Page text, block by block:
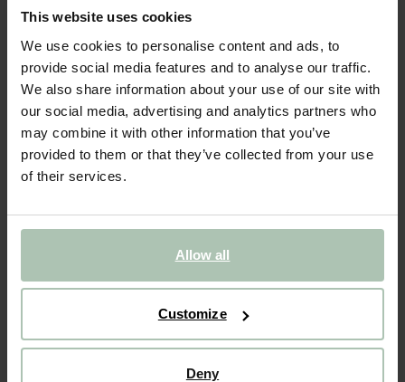
This website uses cookies
We use cookies to personalise content and ads, to
provide social media features and to analyse our traffic.
We also share information about your use of our site with
our social media, advertising and analytics partners who
may combine it with other information that you’ve
provided to them or that they’ve collected from your use
of their services.
Allow all
Customize
Deny
Gratis verzending naar winkel
Achteraf betalen
Snelle levering
OMSCHRIJVING
Donkerblauw geruit overhemd van Sissy-Boy. Het overhemd
ALLES OVER DIT PRODUCT
MAATTABEL